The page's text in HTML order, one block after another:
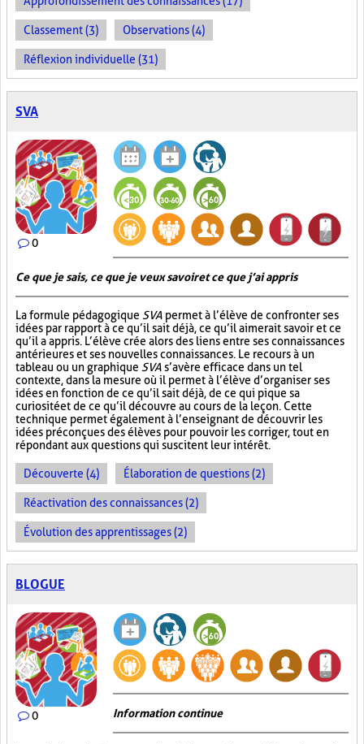
Classement (3) Observations (4)
Réflexion individuelle (31)
SVA
0
Ce que je sais, ce que je veux savoir et ce que j’ai appris
La formule pédagogique SVA permet à l’élève de confronter ses
idées par rapport à ce qu’il sait déjà, ce qu’il aimerait savoir et ce
qu’il a appris. L’élève crée alors des liens entre ses connaissances
antérieures et ses nouvelles connaissances. Le recours à un
tableau ou un graphique SVA s’avère efficace dans un tel
contexte, dans la mesure où il permet à l’élève d’organiser ses
idées en fonction de ce qu’il sait déjà, de ce qui pique sa
curiosité et de ce qu’il découvre au cours de la leçon. Cette
technique permet également à l’enseignant de découvrir les
idées préconçues des élèves pour pouvoir les corriger, tout en
répondant aux questions qui suscitent leur intérêt.
Découverte (4) Élaboration de questions (2)
Réactivation des connaissances (2)
Évolution des apprentissages (2)
BLOGUE
0 Information continue